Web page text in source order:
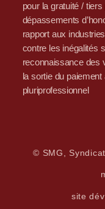
pour la gratuité /
dépassements
rapport aux
contre les inégalités
reconnaissance des
la sortie du paiement
pluriprofessionnel
© SMG,
site